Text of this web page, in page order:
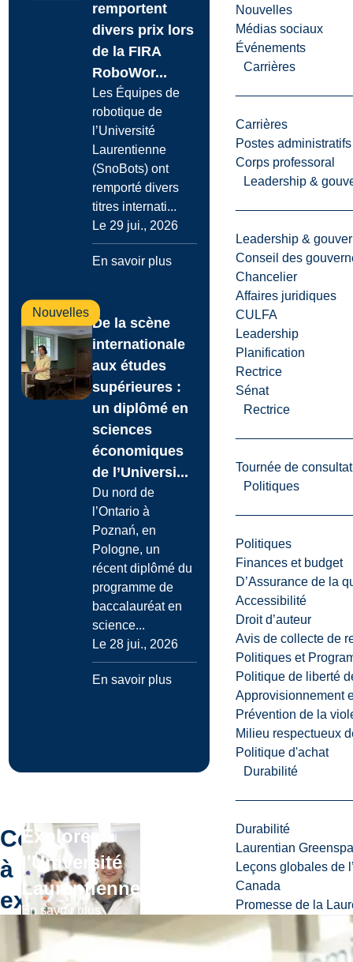
Nouvelles
Médias sociaux
Événements
Carrières
Carrières
Postes
Corps professoral
Leadership &
Leadership &
Conseil des
Chancelier
Affaires juridiques
CULFA
Leadership
Planification
Rectrice
Sénat
Rectrice
Tournée de
Politiques
Politiques
Finances et budget
D’Assurance de la
Accessibilité
Droit d’auteur
Avis de collecte de
Politiques et
Politique de liberté
Approvisionnement
Prévention de la
Milieu respectueux
Politique d'achat
Durabilité
Durabilité
Laurentian
Leçons globales de
Canada
Promesse de la
remportent
divers prix lors
de la FIRA
RoboWor...
Les Équipes de
robotique de
l’Université
Laurentienne
(SnoBots) ont
remporté divers
titres internati...
Le 29 jui., 2026
En savoir plus
Nouvelles
De la scène
internationale
aux études
supérieures :
un diplômé en
sciences
économiques
de l’Universi...
Du nord de
l’Ontario à
Poznań, en
Pologne, un
récent diplômé du
programme de
baccalauréat en
science...
Le 28 jui., 2026
En savoir plus
Continuer
à
explorer
Explorez
l'Université
Laurentienne
En savoir plus
Étudier à